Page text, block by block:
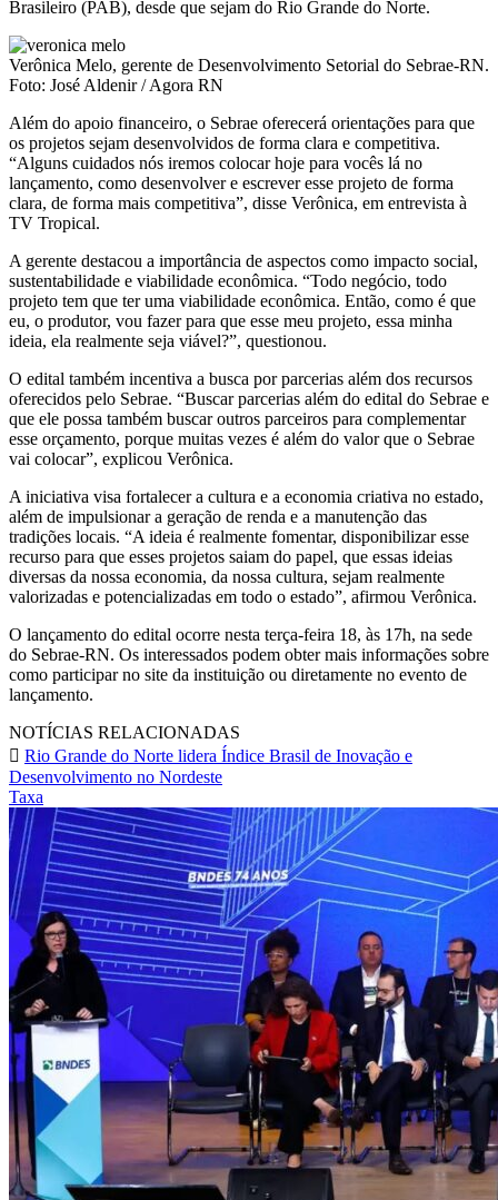
Brasileiro (PAB), desde que sejam do Rio Grande do Norte.
Verônica Melo, gerente de Desenvolvimento Setorial do Sebrae-RN.
Foto: José Aldenir / Agora RN
Além do apoio financeiro, o Sebrae oferecerá orientações para que
os projetos sejam desenvolvidos de forma clara e competitiva.
“Alguns cuidados nós iremos colocar hoje para vocês lá no
lançamento, como desenvolver e escrever esse projeto de forma
clara, de forma mais competitiva”, disse Verônica, em entrevista à
TV Tropical.
A gerente destacou a importância de aspectos como impacto social,
sustentabilidade e viabilidade econômica. “Todo negócio, todo
projeto tem que ter uma viabilidade econômica. Então, como é que
eu, o produtor, vou fazer para que esse meu projeto, essa minha
ideia, ela realmente seja viável?”, questionou.
O edital também incentiva a busca por parcerias além dos recursos
oferecidos pelo Sebrae. “Buscar parcerias além do edital do Sebrae e
que ele possa também buscar outros parceiros para complementar
esse orçamento, porque muitas vezes é além do valor que o Sebrae
vai colocar”, explicou Verônica.
A iniciativa visa fortalecer a cultura e a economia criativa no estado,
além de impulsionar a geração de renda e a manutenção das
tradições locais. “A ideia é realmente fomentar, disponibilizar esse
recurso para que esses projetos saiam do papel, que essas ideias
diversas da nossa economia, da nossa cultura, sejam realmente
valorizadas e potencializadas em todo o estado”, afirmou Verônica.
O lançamento do edital ocorre nesta terça-feira 18, às 17h, na sede
do Sebrae-RN. Os interessados podem obter mais informações sobre
como participar no site da instituição ou diretamente no evento de
lançamento.
NOTÍCIAS RELACIONADAS
Rio Grande do Norte lidera Índice Brasil de Inovação e
Desenvolvimento no Nordeste
Taxa